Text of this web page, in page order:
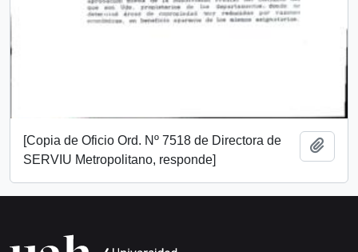
[Copia de Oficio Ord. Nº 7518 de Directora de
SERVIU Metropolitano, responde]